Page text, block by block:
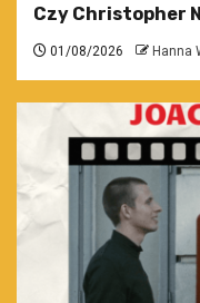
Czy Christopher
01/08/2026 Hanna